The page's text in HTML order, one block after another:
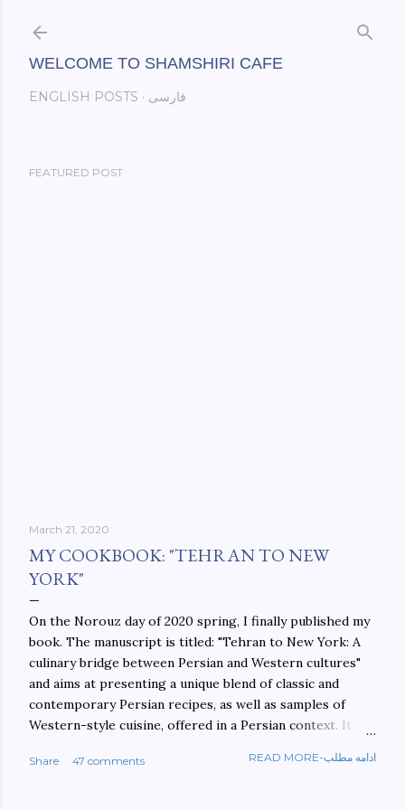
WELCOME TO SHAMSHIRI CAFE
ENGLISH POSTS فارسی
FEATURED POST
March 21, 2020
MY COOKBOOK: "TEHRAN TO NEW
YORK"
On the Norouz day of 2020 spring, I finally published my
book. The manuscript is titled: "Tehran to New York: A
culinary bridge between Persian and Western cultures"
and aims at presenting a unique blend of classic and
contemporary Persian recipes, as well as samples of
Western-style cuisine, offered in a Persian context. It is
walls. This book aims at constructing a bridge between
Share 47 comments READ MORE-ادامه مطلب